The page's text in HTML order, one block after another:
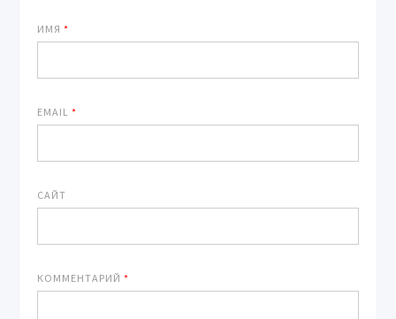
ИМЯ*
EMAIL*
САЙТ
КОММЕНТАРИЙ*